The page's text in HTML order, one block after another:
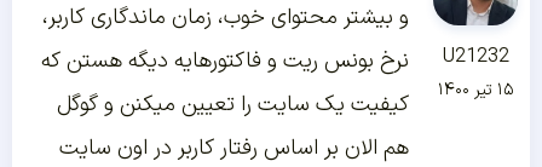
U21232
۱۵ تیر ۱۴۰۰
و بیشتر محتوای خوب، زمان ماندگاری کاربر،
نرخ بونس ریت و فاکتورهایه دیگه هستن که
کیفیت یک سایت را تعیین میکنن و گوگل
هم الان بر اساس رفتار کاربر در اون سایت